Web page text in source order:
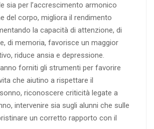
sia per l’accrescimento armonico
del corpo, migliora il rendimento
la capacità di attenzione, di
di memoria, favorisce un maggior
riduce ansia e depressione.
forniti gli strumenti per favorire
che aiutino a rispettare il
riconoscere criticità legate a
intervenire sia sugli alunni che sulle
un corretto rapporto con il